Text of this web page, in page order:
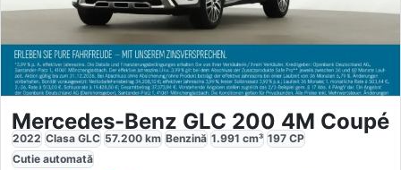
Mercedes-Benz GLC 200 4M Coupé
2022 Clasa GLC 57.200 km Benzină 1.991 cm³ 197 CP
Cutie automată